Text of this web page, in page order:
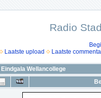
Radio
Laatste upload Laatste
Eindgala Wellancollege